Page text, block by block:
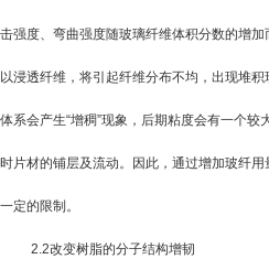
击强度、弯曲强度随玻璃纤维体积分数的增
以浸透纤维，将引起纤维分布不均，出现堆
体系会产生“增稠”现象，后期粘度会有一个
时片材的铺层及流动。因此，通过增加玻纤用
一定的限制。
2.2改变树脂的分子结构增韧